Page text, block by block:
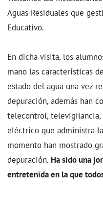
Aguas Residuales que
Educativo.
En dicha visita, los
mano las características
estado del agua una vez
depuración, además han
telecontrol, televigilancia,
eléctrico que administra
momento han mostrado
depuración. Ha sido una
entretenida en la que